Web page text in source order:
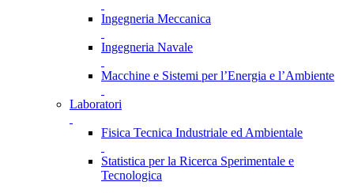
Ingegneria Meccanica
Ingegneria Navale
Macchine e Sistemi per l’Energia e l’Ambiente
Laboratori
Fisica Tecnica Industriale ed Ambientale
Statistica per la Ricerca Sperimentale e
Tecnologica